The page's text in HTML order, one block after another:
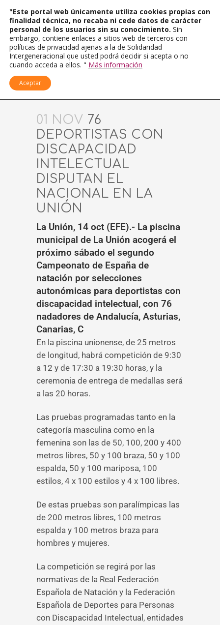
01 NOV 76
DEPORTISTAS CON
DISCAPACIDAD
INTELECTUAL
DISPUTAN EL
NACIONAL EN LA
UNIÓN
La Unión, 14 oct (EFE).- La piscina
municipal de La Unión acogerá el
próximo sábado el segundo
Campeonato de España de
natación por selecciones
autonómicas para deportistas con
discapacidad intelectual, con 76
nadadores de Andalucía, Asturias,
Canarias, C
En la piscina unionense, de 25 metros
de longitud, habrá competición de 9:30
a 12 y de 17:30 a 19:30 horas, y la
ceremonia de entrega de medallas será
a las 20 horas.
Las pruebas programadas tanto en la
categoría masculina como en la
femenina son las de 50, 100, 200 y 400
metros libres, 50 y 100 braza, 50 y 100
espalda, 50 y 100 mariposa, 100
estilos, 4 x 100 estilos y 4 x 100 libres.
De estas pruebas son paralímpicas las
de 200 metros libres, 100 metros
espalda y 100 metros braza para
hombres y mujeres.
La competición se regirá por las
normativas de la Real Federación
Española de Natación y la Federación
Española de Deportes para Personas
con Discapacidad Intelectual, entidades
"Este portal web únicamente utiliza cookies propias con
finalidad técnica, no recaba ni cede datos de carácter
personal de los usuarios sin su conocimiento. Sin
embargo, contiene enlaces a sitios web de terceros con
políticas de privacidad ajenas a la de Solidaridad
Intergeneracional que usted podrá decidir si acepta o no
cuando acceda a ellos. " Más información
Aceptar